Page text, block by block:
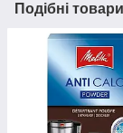
Подібні